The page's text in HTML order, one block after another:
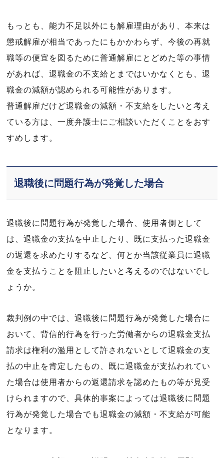
もっとも、能力不足以外にも解雇理由があり、本来は
懲戒解雇が相当であったにもかかわらず、今後の再就
職等の便宜を図るために普通解雇にとどめた等の事情
があれば、退職金の不支給とまではいかなくとも、退
職金の減額が認められる可能性があります。
普通解雇だけど退職金の減額・不支給をしたいと考え
ている方は、一度弁護士にご相談いただくことをおす
すめします。
退職後に問題行為が発覚した場合
退職後に問題行為が発覚した場合、使用者側として
は、退職金の支払を中止したり、既に支払った退職金
の返還を求めたりするなど、何とか当該従業員に退職
金を支払うことを阻止したいと考えるのではないでし
ょうか。
裁判例の中では、退職後に問題行為が発覚した場合に
おいて、背信的行為を行った労働者からの退職金支払
請求は権利の濫用として許されないとして退職金の支
払の中止を肯定したもの、既に退職金が支払われてい
た場合は使用者からの返還請求を認めたもの等が見受
けられますので、具体的事案によっては退職後に問題
行為が発覚した場合でも退職金の減額・不支給が可能
となります。